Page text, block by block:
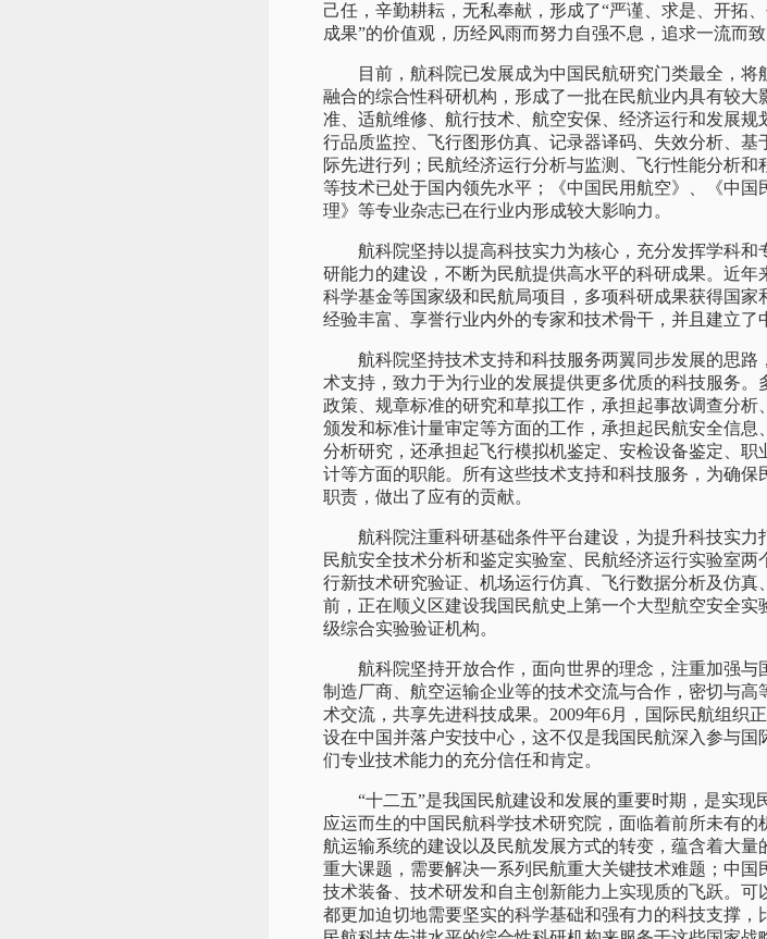
己任，辛勤耕耘，无私奉献，形成了“严谨、求是、开拓
成果”的价值观，历经风雨而努力自强不息，追求一流而致
目前，航科院已发展成为中国民航研究门类最全，将
融合的综合性科研机构，形成了一批在民航业内具有较
准、适航维修、航行技术、航空安保、经济运行和发展
行品质监控、飞行图形仿真、记录器译码、失效分析、
际先进行列；民航经济运行分析与监测、飞行性能分析
等技术已处于国内领先水平；《中国民用航空》、《中
理》等专业杂志已在行业内形成较大影响力。
航科院坚持以提高科技实力为核心，充分发挥学科和
研能力的建设，不断为民航提供高水平的科研成果。近
科学基金等国家级和民航局项目，多项科研成果获得国家
经验丰富、享誉行业内外的专家和技术骨干，并且建立了
航科院坚持技术支持和科技服务两翼同步发展的思路
术支持，致力于为行业的发展提供更多优质的科技服务
政策、规章标准的研究和草拟工作，承担起事故调查分
颁发和标准计量审定等方面的工作，承担起民航安全信
分析研究，还承担起飞行模拟机鉴定、安检设备鉴定、
计等方面的职能。所有这些技术支持和科技服务，为确
职责，做出了应有的贡献。
航科院注重科研基础条件平台建设，为提升科技实力
民航安全技术分析和鉴定实验室、民航经济运行实验室
行新技术研究验证、机场运行仿真、飞行数据分析及仿
前，正在顺义区建设我国民航史上第一个大型航空安全
级综合实验验证机构。
航科院坚持开放合作，面向世界的理念，注重加强与
制造厂商、航空运输企业等的技术交流与合作，密切与
术交流，共享先进科技成果。2009年6月，国际民航组织
设在中国并落户安技中心，这不仅是我国民航深入参与
们专业技术能力的充分信任和肯定。
“十二五”是我国民航建设和发展的重要时期，是实现
应运而生的中国民航科学技术研究院，面临着前所未有
航运输系统的建设以及民航发展方式的转变，蕴含着大
重大课题，需要解决一系列民航重大关键技术难题；中
技术装备、技术研发和自主创新能力上实现质的飞跃。
都更加迫切地需要坚实的科学基础和强有力的科技支撑